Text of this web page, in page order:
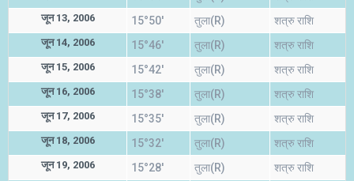
जून 13, 2006 15°50' तुला(R) शत्रु राशि
जून 14, 2006 15°46' तुला(R) शत्रु राशि
जून 15, 2006 15°42' तुला(R) शत्रु राशि
जून 16, 2006 15°38' तुला(R) शत्रु राशि
जून 17, 2006 15°35' तुला(R) शत्रु राशि
जून 18, 2006 15°32' तुला(R) शत्रु राशि
जून 19, 2006 15°28' तुला(R) शत्रु राशि